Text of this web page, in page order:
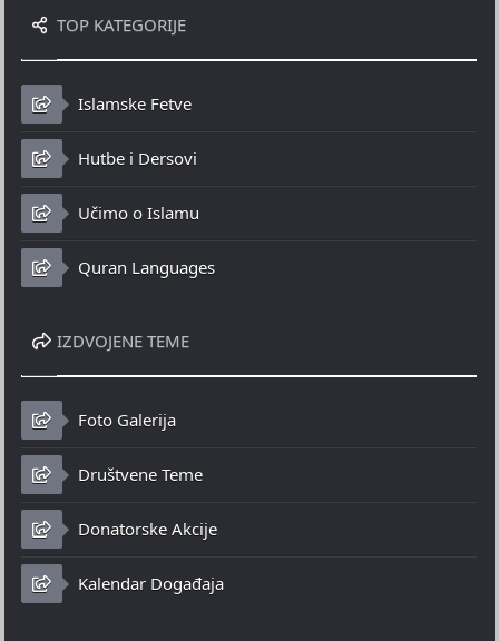
TOP KATEGORIJE
Islamske Fetve
Hutbe i Dersovi
Učimo o Islamu
Quran Languages
IZDVOJENE TEME
Foto Galerija
Društvene Teme
Donatorske Akcije
Kalendar Događaja